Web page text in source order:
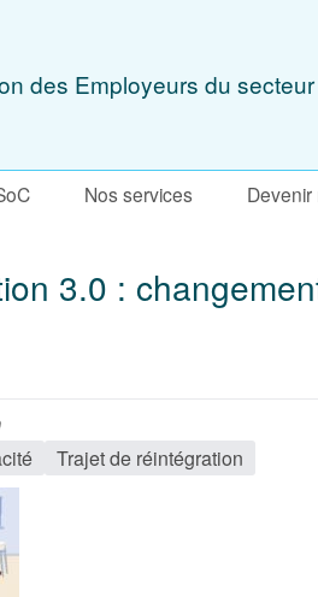
des Employeurs du
Nos services Devenir
3.0 :
Trajet de réintégration